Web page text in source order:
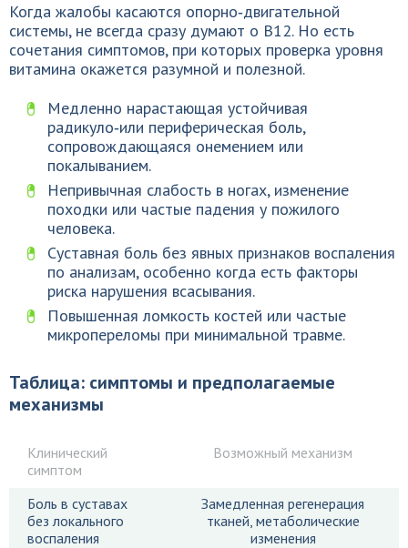
Когда жалобы касаются опорно‑двигательной
системы, не всегда сразу думают о B12. Но есть
сочетания симптомов, при которых проверка уровня
витамина окажется разумной и полезной.
Медленно нарастающая устойчивая
радикуло‑или периферическая боль,
сопровождающаяся онемением или
покалыванием.
Непривычная слабость в ногах, изменение
походки или частые падения у пожилого
человека.
Суставная боль без явных признаков воспаления
по анализам, особенно когда есть факторы
риска нарушения всасывания.
Повышенная ломкость костей или частые
микропереломы при минимальной травме.
Таблица: симптомы и предполагаемые
механизмы
Клинический
симптом
Возможный механизм
Боль в суставах
без локального
воспаления
Замедленная регенерация
тканей, метаболические
изменения